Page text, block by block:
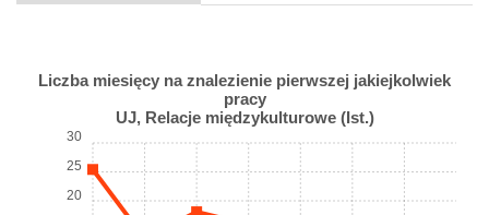
Liczba miesięcy na znalezienie pierwszej jakiejkolwiek
pracy
UJ, Relacje międzykulturowe (Ist.)
20
25
30